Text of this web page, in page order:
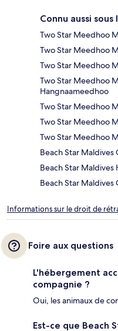
Connu aussi sous
Two Star Meedhoo
Two Star Meedhoo
Two Star Meedhoo
Two Star Meedhoo
Hangnaameedhoo
Two Star Meedhoo
Two Star Meedhoo
Two Star Meedhoo
Beach Star Maldives
Beach Star
Beach Star
Informations sur le droit de
Foire aux questions
L'hébergement
compagnie ?
Oui, les animaux de
Est-ce que Beach